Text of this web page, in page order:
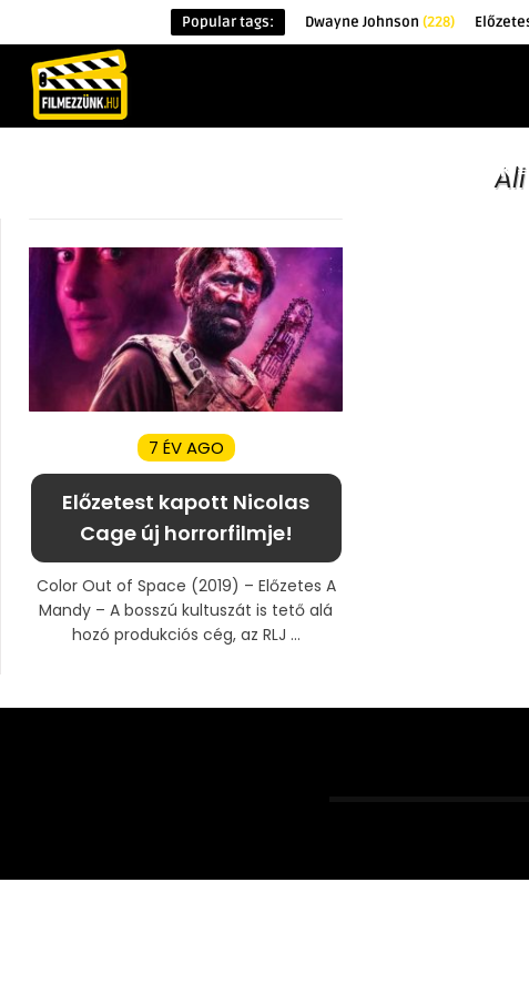
Popular tags: Dwayne Johnson (228)
ÉRDEKESSÉGEK
7 ÉV AGO
Előzetest kapott Nicolas
Cage új horrorfilmje!
Color Out of Space (2019) – Előzetes A
Mandy – A bosszú kultuszát is tető alá
hozó produkciós cég, az RLJ ...